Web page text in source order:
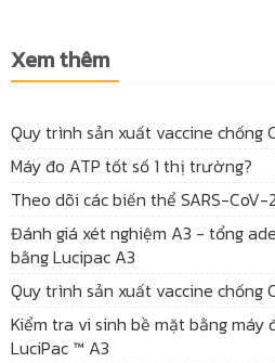
Xem thêm
Quy trình sản xuất vaccine chống
Máy đo ATP tốt số 1 thị trường?
Theo dõi các biến thể SARS-CoV-2
Đánh giá xét nghiệm A3 - tổng
bằng Lucipac A3
Quy trình sản xuất vaccine chống
Kiểm tra vi sinh bề mặt bằng máy
LuciPac ™ A3